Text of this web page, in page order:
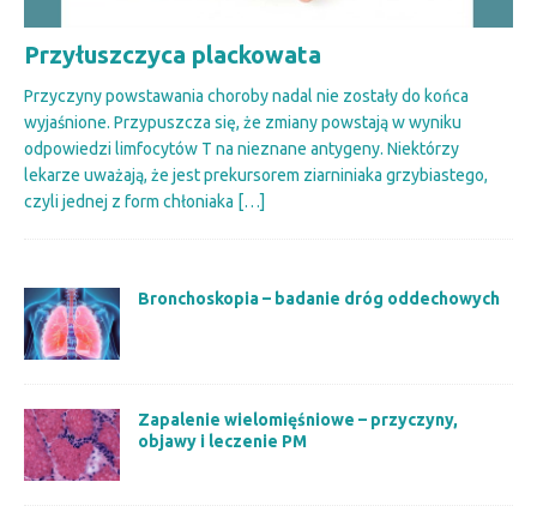
Przyłuszczyca plackowata
Przyczyny powstawania choroby nadal nie zostały do końca
wyjaśnione. Przypuszcza się, że zmiany powstają w wyniku
odpowiedzi limfocytów T na nieznane antygeny. Niektórzy
lekarze uważają, że jest prekursorem ziarniniaka grzybiastego,
czyli jednej z form chłoniaka […]
Bronchoskopia – badanie dróg oddechowych
Zapalenie wielomięśniowe – przyczyny,
objawy i leczenie PM